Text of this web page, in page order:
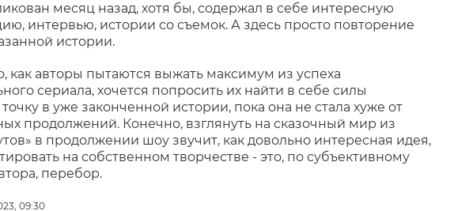
месяц назад, хотя бы, содержал в себе интересную
интервью, истории со съемок. А здесь просто повторение
истории.
как авторы пытаются выжать максимум из успеха
сериала, хочется попросить их найти в себе силы
точку в уже законченной истории, пока она не стала хуже от
продолжений. Конечно, взглянуть на сказочный мир из
в продолжении шоу звучит, как довольно интересная идея,
на собственном творчестве - это, по субъективному
перебор.
09:30